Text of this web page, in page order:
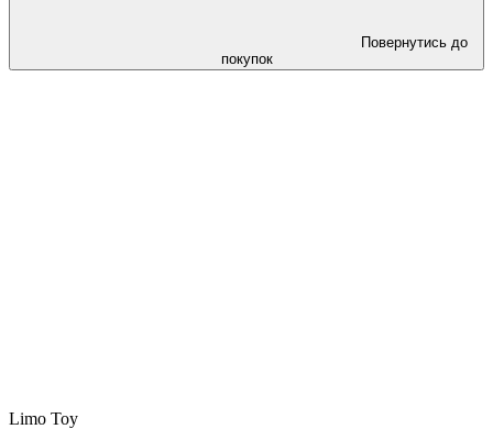
Повернутись до
покупок
Limo Toy